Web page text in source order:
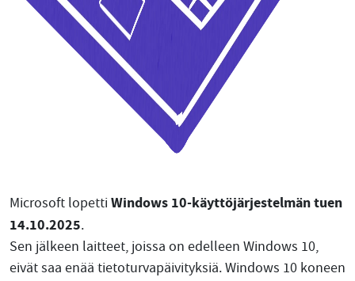
Microsoft lopetti Windows 10-käyttöjärjestelmän tuen
14.10.2025.
Sen jälkeen laitteet, joissa on edelleen Windows 10,
eivät saa enää tietoturvapäivityksiä. Windows 10 koneen